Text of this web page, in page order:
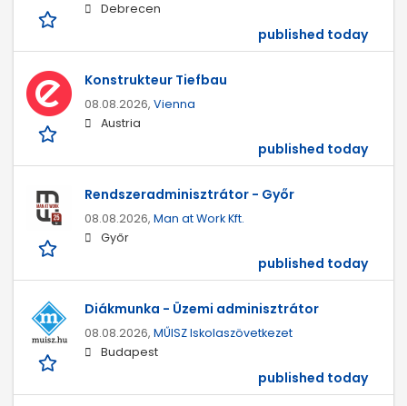
Debrecen
published today
Konstrukteur Tiefbau
08.08.2026, Vienna
Austria
published today
Rendszeradminisztrátor - Győr
08.08.2026, Man at Work Kft.
Győr
published today
Diákmunka - Üzemi adminisztrátor
08.08.2026, MŰISZ Iskolaszövetkezet
Budapest
published today